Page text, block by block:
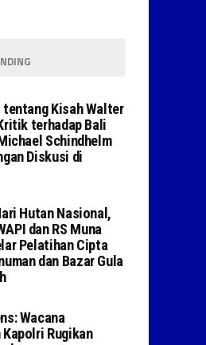
Kisah Walter
terhadap Bali
Schindhelm
Diskusi di
Hutan Nasional,
dan RS Muna
Pelatihan Cipta
dan Bazar Gula
Wacana
Rugikan